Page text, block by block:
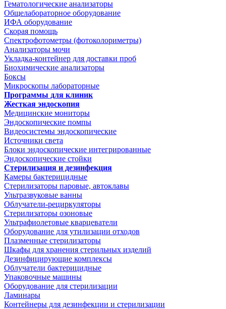
Гематологические анализаторы
Общелабораторное оборудование
ИФА оборудование
Скорая помощь
Спектрофотометры (фотоколориметры)
Анализаторы мочи
Укладка-контейнер для доставки проб
Биохимические анализаторы
Боксы
Микроскопы лабораторные
Программы для клиник
Жесткая эндоскопия
Медицинские мониторы
Эндоскопические помпы
Видеосистемы эндоскопические
Источники света
Блоки эндоскопические интегрированные
Эндоскопические стойки
Стерилизация и дезинфекция
Камеры бактерицидные
Стерилизаторы паровые, автоклавы
Ультразвуковые ванны
Облучатели-рециркуляторы
Стерилизаторы озоновые
Ультрафиолетовые кварцеватели
Оборудование для утилизации отходов
Плазменные стерилизаторы
Шкафы для хранения стерильных изделий
Дезинфицирующие комплексы
Облучатели бактерицидные
Упаковочные машины
Оборудование для стерилизации
Ламинары
Контейнеры для дезинфекции и стерилизации